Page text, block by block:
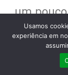
um
partes
Usamos
experiência em